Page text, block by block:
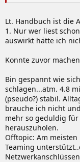
Lt. Handbuch ist die
1. Nur wer liest
auswirkt hätte ich
Konnte zuvor
Bin gespannt wie
schlagen...atm. 4.8
(pseudo?) stabil.
brauche ich nicht
mehr so geduldig
herauszuholen.
Offtopic: Am
Teaming